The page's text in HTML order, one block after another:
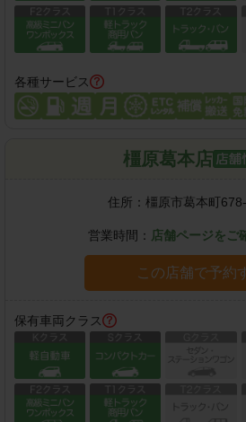
各種サービス
橿原葛本店
住所： 橿原市葛本町
営業時間： 店舗ページをご
この店舗で予約
保有車両クラス